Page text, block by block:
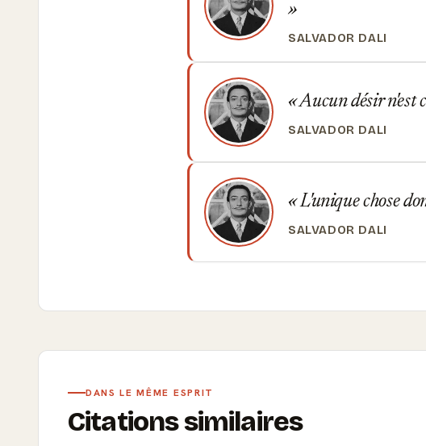
SALVADOR DALI
Aucun désir n'est
SALVADOR DALI
L'unique chose
SALVADOR DALI
DANS LE MÊME ESPRIT
Citations similaires